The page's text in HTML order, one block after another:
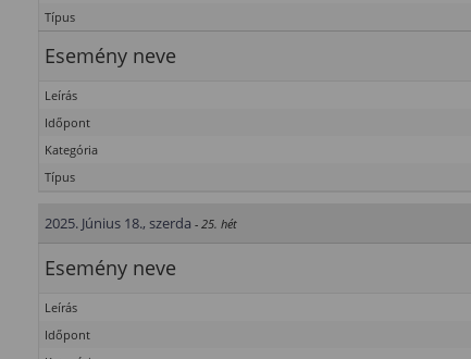
Típus
Esemény neve
Leírás
Időpont
Kategória
Típus
2025. Június 18., szerda - 25. hét
Esemény neve
Leírás
Időpont